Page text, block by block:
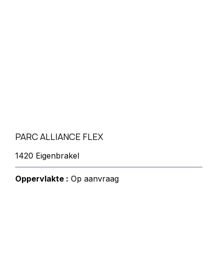
PARC ALLIANCE FLEX
1420 Eigenbrakel
Oppervlakte : Op aanvraag